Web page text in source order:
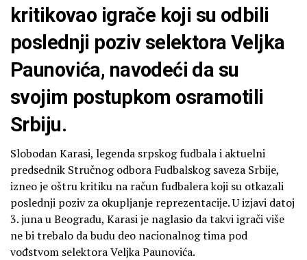
kritikovao igrače koji su odbili
poslednji poziv selektora Veljka
Paunovića, navodeći da su
svojim postupkom osramotili
Srbiju.
Slobodan Karasi, legenda srpskog fudbala i aktuelni
predsednik Stručnog odbora Fudbalskog saveza Srbije,
izneo je oštru kritiku na račun fudbalera koji su otkazali
poslednji poziv za okupljanje reprezentacije. U izjavi datoj
3. juna u Beogradu, Karasi je naglasio da takvi igrači više
ne bi trebalo da budu deo nacionalnog tima pod
vođstvom selektora Veljka Paunovića.